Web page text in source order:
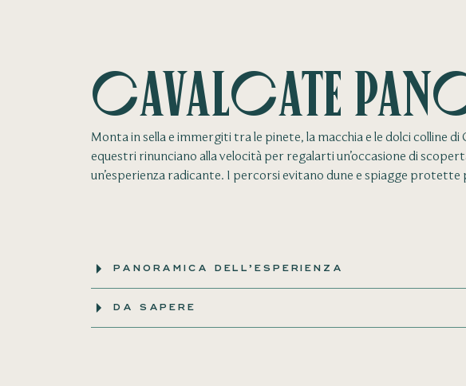
Cavalcate
Monta in sella e immergiti tra le pinete, la macchia e le dolci colline
equestri rinunciano alla velocità per regalarti un’occasione di
un’esperienza radicante. I percorsi evitano dune e spiagge
PANORAMICA DELL’ESPERIENZA
DA SAPERE